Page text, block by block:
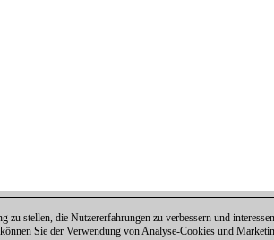
stellen, die Nutzererfahrungen zu verbessern und
können Sie der Verwendung von Analyse-Cookies und